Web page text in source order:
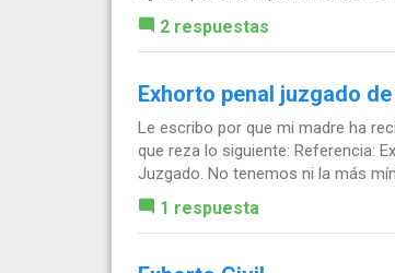
2 respuestas
Exhorto penal juzgado
Le escribo por que mi madre ha
que reza lo siguiente: Referencia:
Juzgado. No tenemos ni la más
1 respuesta